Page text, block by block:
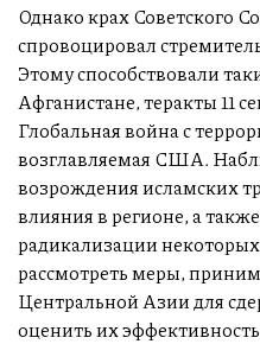
Однако крах Советского
спровоцировал
Этому способствовали
Афганистане, теракты 11
Глобальная война с
возглавляемая США.
возрождения исламских
влияния в регионе, а
радикализации
рассмотреть меры,
Центральной Азии для
оценить их